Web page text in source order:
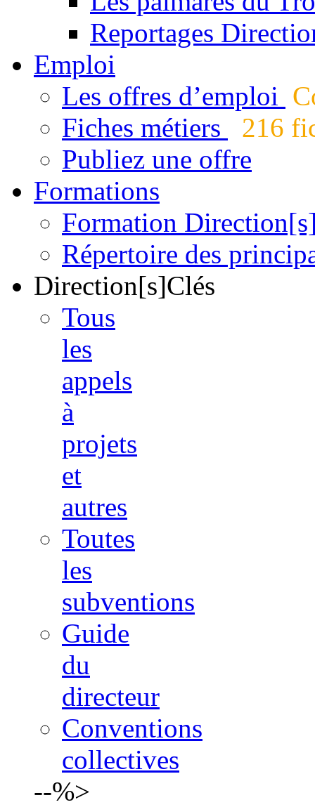
Reportages
Emploi
Les offres d’emploi
Fiches métiers
216
Publiez une offre
Formations
Formation
Répertoire des
Direction[s]Clés
Tous
les
appels
à
projets
et
autres
Toutes
les
subventions
Guide
du
directeur
Conventions
collectives
--%>